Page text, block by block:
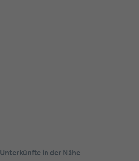
Unterkünfte in der Nähe